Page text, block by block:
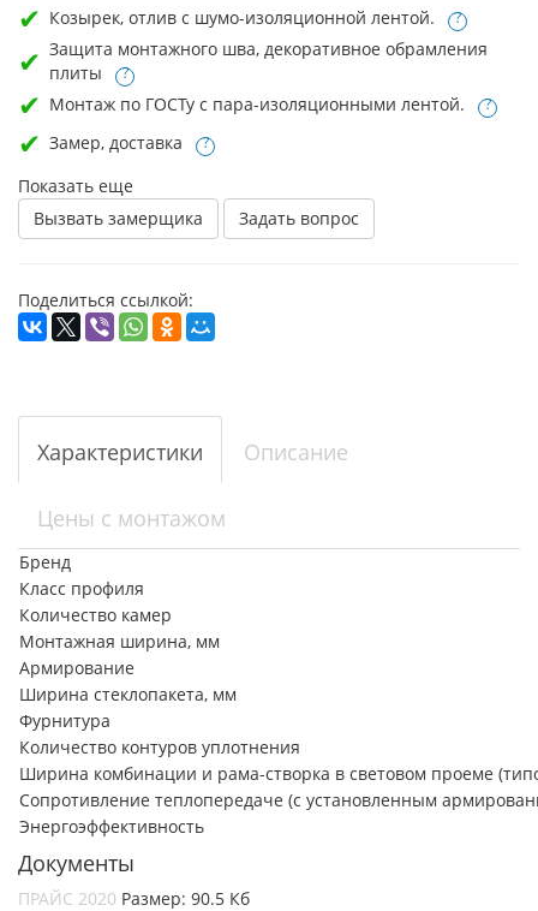
Козырек, отлив с шумо-изоляционной лентой. ?
Защита монтажного шва, декоративное обрамления
плиты
?
Монтаж по ГОСТу с пара-изоляционными лентой. ?
Замер, доставка ?
Показать еще
Вызвать замерщика
Задать вопрос
Поделиться ссылкой:
Характеристики Описание
Цены с монтажом
Бренд
Класс профиля
Количество камер
Монтажная ширина, мм
Армирование
Ширина стеклопакета, мм
Фурнитура
Количество контуров уплотнения
Ширина комбинации и рама-створка в световом проеме
Сопротивление теплопередаче (с установленным
Энергоэффективность
Документы
ПРАЙС 2020 Размер: 90.5 Кб